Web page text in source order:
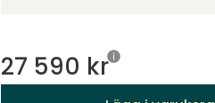
27 590 kr